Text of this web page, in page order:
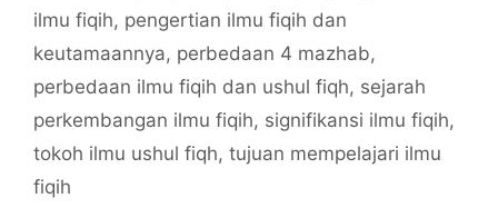
ilmu fiqih, pengertian ilmu fiqih dan
keutamaannya, perbedaan 4 mazhab,
perbedaan ilmu fiqih dan ushul fiqh, sejarah
perkembangan ilmu fiqih, signifikansi ilmu fiqih,
tokoh ilmu ushul fiqh, tujuan mempelajari ilmu
fiqih